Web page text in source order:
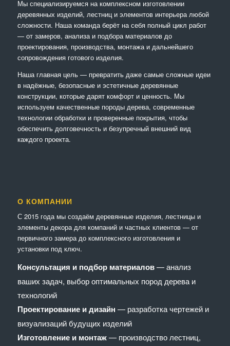
Мы специализируемся на комплексном изготовлении
деревянных изделий, лестниц и элементов интерьера любой
сложности. Наша команда берёт на себя полный цикл работ
— от замеров, анализа и подбора материалов до
проектирования, производства, монтажа и дальнейшего
сопровождения готового изделия.
Наша главная цель — превратить даже самые сложные идеи
в надёжные, безопасные и эстетичные деревянные
конструкции, которые дарят комфорт и ценность. Мы
используем качественные породы дерева, современные
технологии обработки и проверенные покрытия, чтобы
обеспечить долговечность и безупречный внешний вид
каждого проекта.
О КОМПАНИИ
С 2015 года мы создаём деревянные изделия, лестницы и
элементы декора для компаний и частных клиентов — от
первичного замера до комплексного изготовления и
установки под ключ.
Консультация и подбор материалов— анализ
ваших задач, выбор оптимальных пород дерева и
технологий
Проектирование и дизайн — разработка чертежей и
визуализаций будущих изделий
Изготовление и монтаж— производство лестниц,